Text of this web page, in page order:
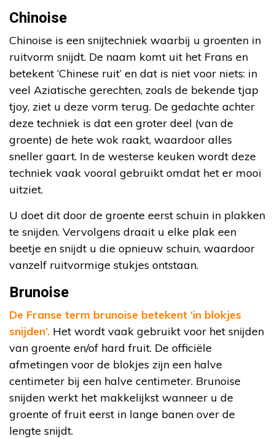
Chinoise
Chinoise is een snijtechniek waarbij u groenten in
ruitvorm snijdt. De naam komt uit het Frans en
betekent ‘Chinese ruit’ en dat is niet voor niets: in
veel Aziatische gerechten, zoals de bekende tjap
tjoy, ziet u deze vorm terug. De gedachte achter
deze techniek is dat een groter deel (van de
groente) de hete wok raakt, waardoor alles
sneller gaart. In de westerse keuken wordt deze
techniek vaak vooral gebruikt omdat het er mooi
uitziet.
U doet dit door de groente eerst schuin in plakken
te snijden. Vervolgens draait u elke plak een
beetje en snijdt u die opnieuw schuin, waardoor
vanzelf ruitvormige stukjes ontstaan.
Brunoise
De Franse term brunoise betekent ‘in blokjes
snijden’. Het wordt vaak gebruikt voor het snijden
van groente en/of hard fruit. De officiële
afmetingen voor de blokjes zijn een halve
centimeter bij een halve centimeter. Brunoise
snijden werkt het makkelijkst wanneer u de
groente of fruit eerst in lange banen over de
lengte snijdt.